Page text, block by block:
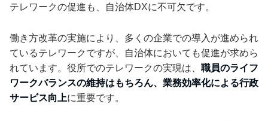
テレワークの促進も、自治体DXに不可欠です。
働き方改革の実施により、多くの企業での導入が進められ
ているテレワークですが、自治体においても促進が求めら
れています。役所でのテレワークの実現は、 職員のライフ
ワークバランスの維持はもちろん、業務効率化による行政
サービス向上に重要です。